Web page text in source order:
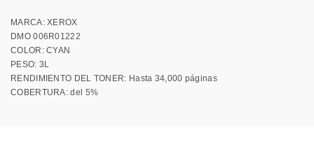
MARCA: XEROX
DMO 006R01222
COLOR: CYAN
PESO: 3L
RENDIMIENTO DEL TONER: Hasta 34,000 páginas
COBERTURA: del 5%